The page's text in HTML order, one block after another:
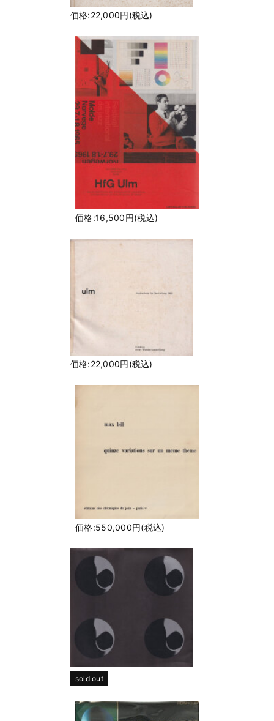
価格:22,000円(税込)
価格:16,500円(税込)
価格:22,000円(税込)
価格:550,000円(税込)
sold out